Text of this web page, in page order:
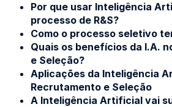
Por que usar Inteligência
processo de R&S?
Como o processo seletivo
Quais os benefícios da I.A.
e Seleção?
Aplicações da Inteligência
Recrutamento e Seleção
A Inteligência Artificial vai